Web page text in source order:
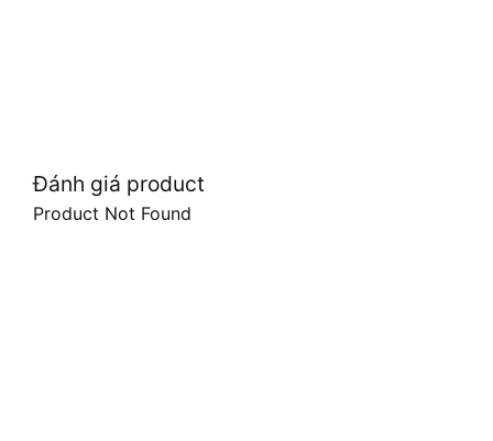
Đánh giá product
Product Not Found